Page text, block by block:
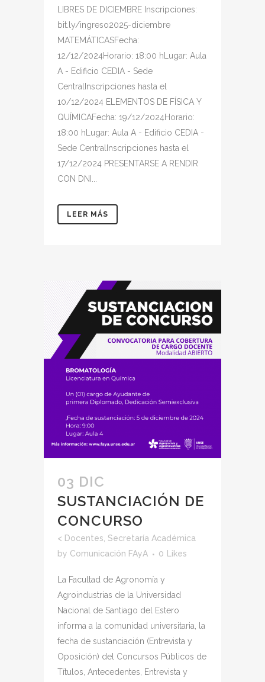
LIBRES DE DICIEMBRE Inscripciones:
bit.ly/ingreso2025-diciembre
MATEMÁTICASFecha:
12/12/2024Horario: 18:00 hLugar: Aula
A - Edificio CEDIA - Sede
CentralInscripciones hasta el
10/12/2024 ELEMENTOS DE FÍSICA Y
QUÍMICAFecha: 19/12/2024Horario:
18:00 hLugar: Aula A - Edificio CEDIA -
Sede CentralInscripciones hasta el
17/12/2024 PRESENTARSE A RENDIR
CON DNI...
LEER MÁS
03 DIC
SUSTANCIACIÓN DE
CONCURSO
< Docentes, Secretaría Académica
by Comunicación FAyA 0 Likes
La Facultad de Agronomía y
Agroindustrias de la Universidad
Nacional de Santiago del Estero
informa a la comunidad universitaria, la
fecha de sustanciación (Entrevista y
Oposición) del Concursos Públicos de
Títulos, Antecedentes, Entrevista y